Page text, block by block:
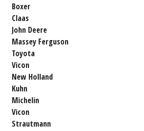
Boxer
Claas
John Deere
Massey Ferguson
Toyota
Vicon
New Holland
Kuhn
Michelin
Vicon
Strautmann